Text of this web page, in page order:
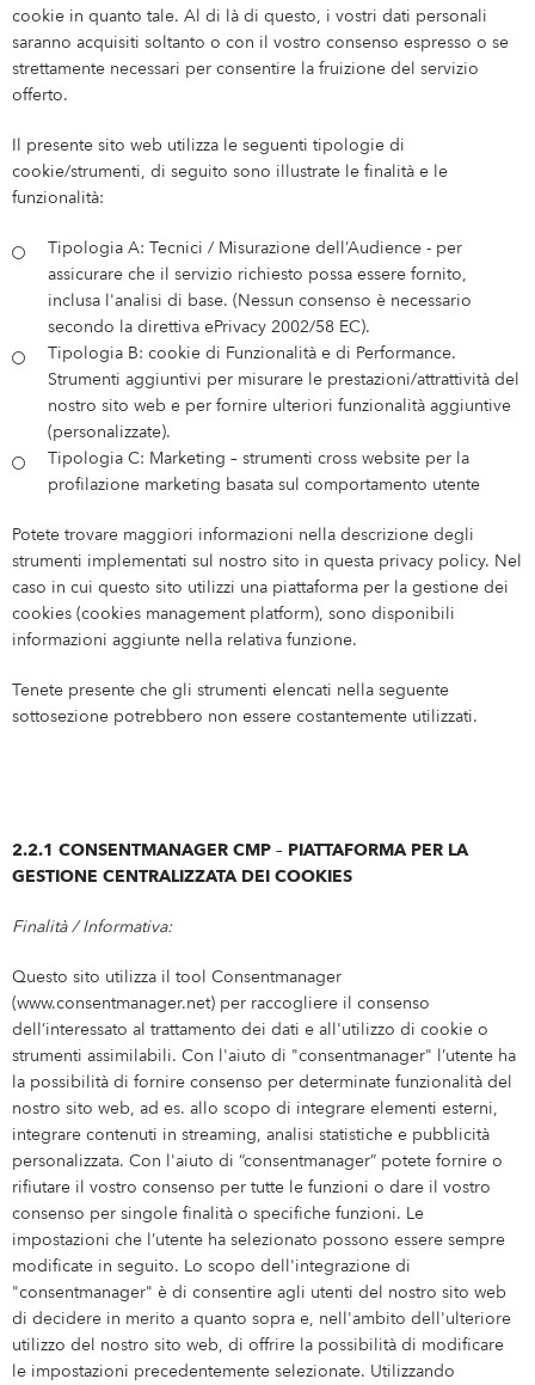
cookie in quanto tale. Al di là di questo, i vostri dati personali
saranno acquisiti soltanto o con il vostro consenso espresso o se
strettamente necessari per consentire la fruizione del servizio
offerto.
Il presente sito web utilizza le seguenti tipologie di
cookie/strumenti, di seguito sono illustrate le finalità e le
funzionalità:
Tipologia A: Tecnici / Misurazione dell’Audience - per
assicurare che il servizio richiesto possa essere fornito,
inclusa l'analisi di base. (Nessun consenso è necessario
secondo la direttiva ePrivacy 2002/58 EC).
Tipologia B: cookie di Funzionalità e di Performance.
Strumenti aggiuntivi per misurare le prestazioni/attrattività del
nostro sito web e per fornire ulteriori funzionalità aggiuntive
(personalizzate).
Tipologia C: Marketing – strumenti cross website per la
profilazione marketing basata sul comportamento utente
Potete trovare maggiori informazioni nella descrizione degli
strumenti implementati sul nostro sito in questa privacy policy. Nel
caso in cui questo sito utilizzi una piattaforma per la gestione dei
cookies (cookies management platform), sono disponibili
informazioni aggiunte nella relativa funzione.
Tenete presente che gli strumenti elencati nella seguente
sottosezione potrebbero non essere costantemente utilizzati.
2.2.1 CONSENTMANAGER CMP – PIATTAFORMA PER LA
GESTIONE CENTRALIZZATA DEI COOKIES
Finalità / Informativa:
Questo sito utilizza il tool Consentmanager
(www.consentmanager.net) per raccogliere il consenso
dell’interessato al trattamento dei dati e all'utilizzo di cookie o
strumenti assimilabili. Con l'aiuto di "consentmanager" l’utente ha
la possibilità di fornire consenso per determinate funzionalità del
nostro sito web, ad es. allo scopo di integrare elementi esterni,
integrare contenuti in streaming, analisi statistiche e pubblicità
personalizzata. Con l'aiuto di “consentmanager” potete fornire o
rifiutare il vostro consenso per tutte le funzioni o dare il vostro
consenso per singole finalità o specifiche funzioni. Le
impostazioni che l’utente ha selezionato possono essere sempre
modificate in seguito. Lo scopo dell'integrazione di
"consentmanager" è di consentire agli utenti del nostro sito web
di decidere in merito a quanto sopra e, nell'ambito dell'ulteriore
utilizzo del nostro sito web, di offrire la possibilità di modificare
le impostazioni precedentemente selezionate. Utilizzando